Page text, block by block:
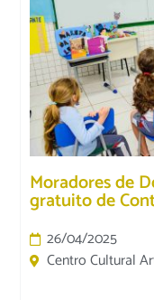
Moradores de
gratuito de
26/04/2025
Centro Cultural